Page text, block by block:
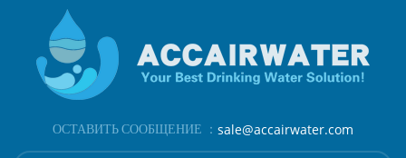
ОСТАВИТЬ СООБЩЕНИЕ ： sale@accairwater.com